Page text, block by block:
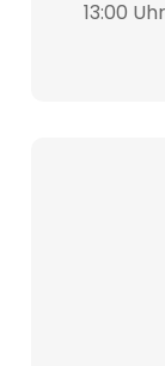
13:00